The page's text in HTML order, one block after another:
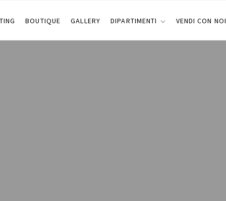
BOUTIQUE GALLERY DIPARTIMENTI VENDI CON